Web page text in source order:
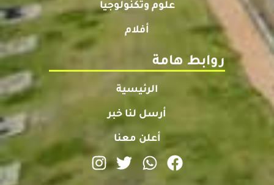
علوم وتكنولوجيا
أفلام
روابط هامة
الرئيسية
أرسل لنا خبر
أعلن معنا